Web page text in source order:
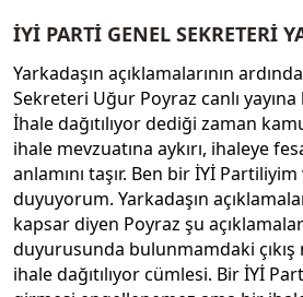
İYİ PARTİ GENEL SEKRETERİ
Yarkadaşın açıklamalarının
Sekreteri Uğur Poyraz canlı
İhale dağıtılıyor dediği zaman
ihale mevzuatına aykırı, ihaleye
anlamını taşır. Ben bir İYİ
duyuyorum. Yarkadaşın
kapsar diyen Poyraz şu
duyurusunda bulunmamdaki
ihale dağıtılıyor cümlesi. Bir İYİ